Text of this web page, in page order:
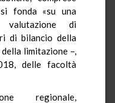
fonda «su una
valutazione di
di bilancio della
limitazione –,
delle facoltà
regionale,